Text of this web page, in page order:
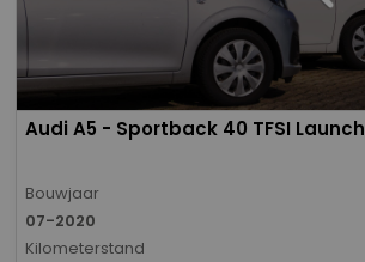
Audi A5 - Sportback 40 TFSI
Bouwjaar
07-2020
Kilometerstand